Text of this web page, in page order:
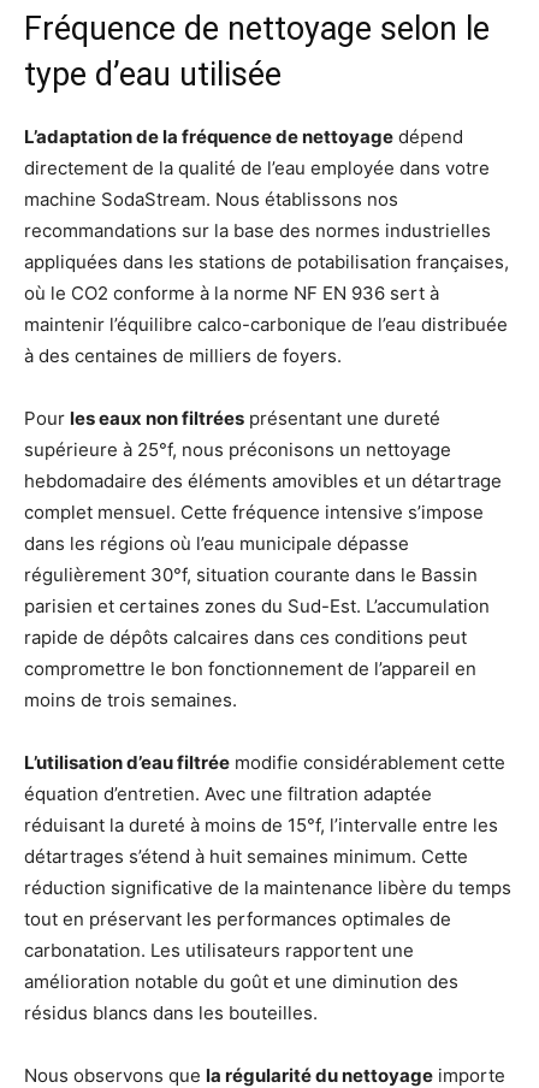
Fréquence de nettoyage selon le
type d’eau utilisée
L’adaptation de la fréquence de nettoyage dépend
directement de la qualité de l’eau employée dans votre
machine SodaStream. Nous établissons nos
recommandations sur la base des normes industrielles
appliquées dans les stations de potabilisation françaises,
où le CO2 conforme à la norme NF EN 936 sert à
maintenir l’équilibre calco-carbonique de l’eau distribuée
à des centaines de milliers de foyers.
Pour les eaux non filtrées présentant une dureté
supérieure à 25°f, nous préconisons un nettoyage
hebdomadaire des éléments amovibles et un détartrage
complet mensuel. Cette fréquence intensive s’impose
dans les régions où l’eau municipale dépasse
régulièrement 30°f, situation courante dans le Bassin
parisien et certaines zones du Sud-Est. L’accumulation
rapide de dépôts calcaires dans ces conditions peut
compromettre le bon fonctionnement de l’appareil en
moins de trois semaines.
L’utilisation d’eau filtrée modifie considérablement cette
équation d’entretien. Avec une filtration adaptée
réduisant la dureté à moins de 15°f, l’intervalle entre les
détartrages s’étend à huit semaines minimum. Cette
réduction significative de la maintenance libère du temps
tout en préservant les performances optimales de
carbonatation. Les utilisateurs rapportent une
amélioration notable du goût et une diminution des
résidus blancs dans les bouteilles.
Nous observons que la régularité du nettoyage importe